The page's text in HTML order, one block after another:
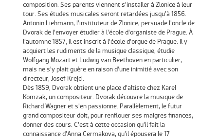
composition. Ses parents viennent s’installer à Zlonice à leur
tour. Ses études musicales seront retardées jusqu’à 1856.
Antonin Liehmann, l’instituteur de Zlonice, persuade l’oncle de
Dvorak de l’envoyer étudier à l’école d’organiste de Prague. À
l’automne 1857, il est inscrit à l’école d’orgue de Prague. Il y
acquiert les rudiments de la musique classique, étudie
Wolfgang Mozart et Ludwig van Beethoven en particulier,
mais ne s’y plait guère en raison d’une inimitié avec son
directeur, Josef Krejci.
Dès 1859, Dvorak obtient une place d’altiste chez Karel
Komzak, un compositeur. Dvorak découvre la musique de
Richard Wagner et s’en passionne. Parallèlement, le futur
grand compositeur doit, pour renflouer ses maigres finances,
donner des cours. C’est à cette occasion qu’il fait la
connaissance d’Anna Cermakova, qu’il épousera le 17